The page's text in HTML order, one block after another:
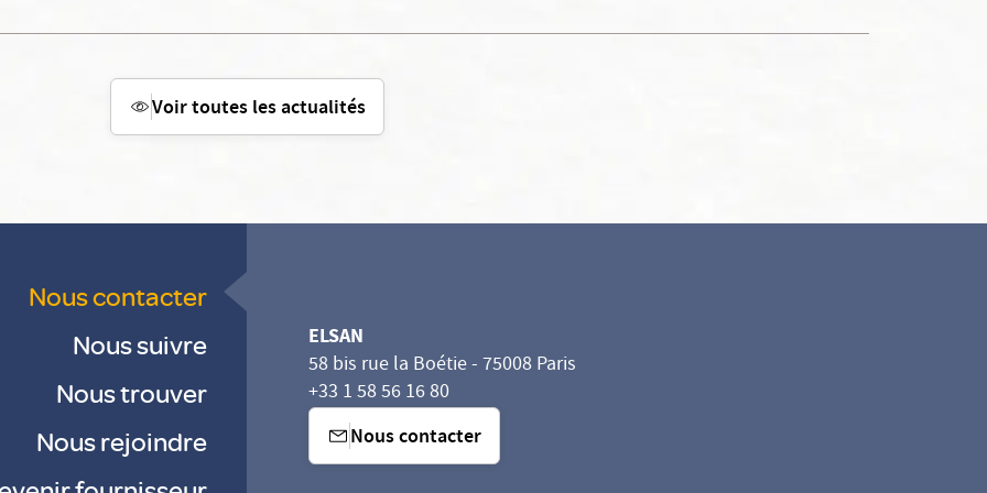
Voir toutes les actualités
Nous contacter
Nous suivre
Nous trouver
Nous rejoindre
ELSAN
58 bis rue la Boétie - 75008 Paris
+33 1 58 56 16 80
Nous contacter